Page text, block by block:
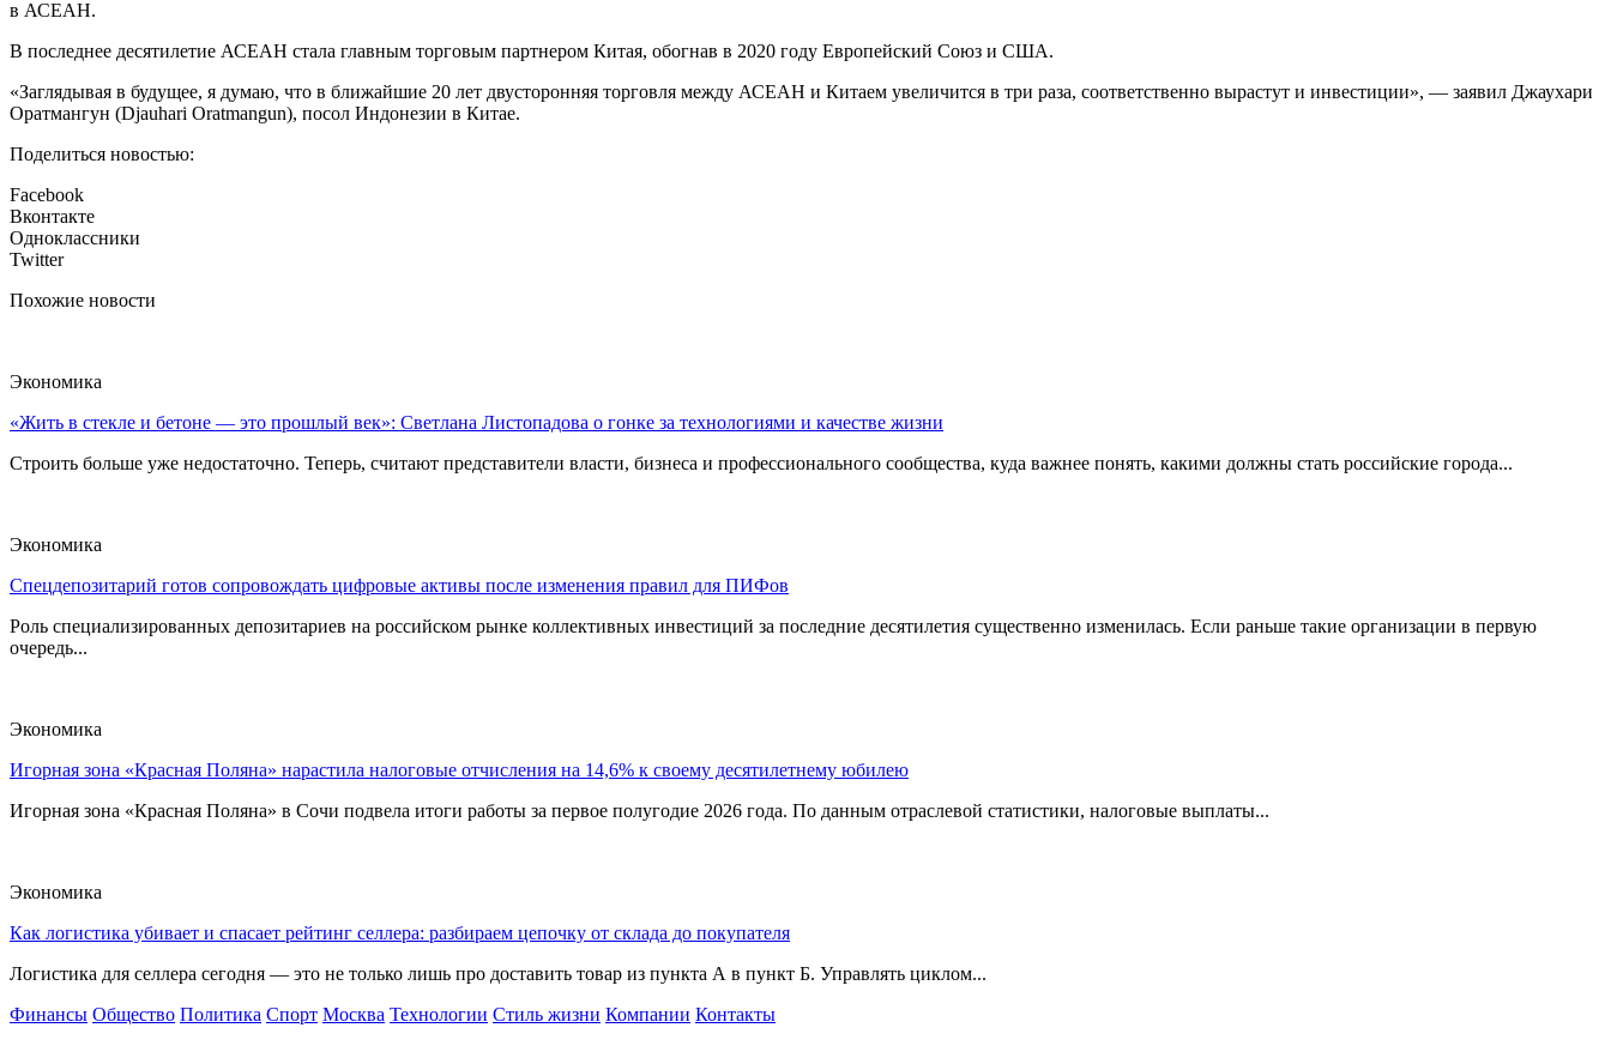
в АСЕАН.
В последнее десятилетие АСЕАН стала главным торговым партнером Китая, обогнав в 2020 году Европейский Союз и США.
«Заглядывая в будущее, я думаю, что в ближайшие 20 лет двусторонняя торговля между АСЕАН и Китаем увеличится в три раза, соответственно вырастут и инвестиции», — заявил Джаухари
Оратмангун (Djauhari Oratmangun), посол Индонезии в Китае.
Поделиться новостью:
Facebook
Вконтакте
Одноклассники
Twitter
Похожие новости
Экономика
«Жить в стекле и бетоне — это прошлый век»: Светлана Листопадова о гонке за технологиями и качестве жизни
Строить больше уже недостаточно. Теперь, считают представители власти, бизнеса и профессионального сообщества, куда важнее понять, какими должны стать российские города...
Экономика
Спецдепозитарий готов сопровождать цифровые активы после изменения правил для ПИФов
Роль специализированных депозитариев на российском рынке коллективных инвестиций за последние десятилетия существенно изменилась. Если раньше такие организации в первую
очередь...
Экономика
Игорная зона «Красная Поляна» нарастила налоговые отчисления на 14,6% к своему десятилетнему юбилею
Игорная зона «Красная Поляна» в Сочи подвела итоги работы за первое полугодие 2026 года. По данным отраслевой статистики, налоговые выплаты...
Экономика
Как логистика убивает и спасает рейтинг селлера: разбираем цепочку от склада до покупателя
Логистика для селлера сегодня — это не только лишь про доставить товар из пункта А в пункт Б. Управлять циклом...
Финансы Общество Политика Спорт Москва Технологии Стиль жизни Компании Контакты